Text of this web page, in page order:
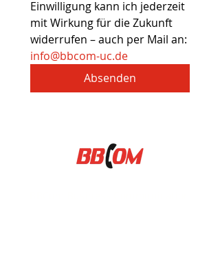
Einwilligung kann ich jederzeit
mit Wirkung für die Zukunft
info@bbcom-uc.de
Absenden